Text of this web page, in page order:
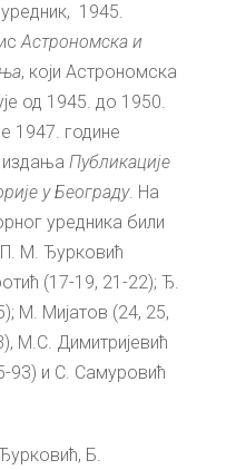
1945.
Астрономска и
, који Астрономска
од 1945. до 1950.
1947. године
издања Публикације
у Београду. На
уредника били
М. Ђурковић
(17-19, 21-22); Ђ.
М. Мијатов (24, 25,
М.С. Димитријевић
93) и С. Самуровић
Б.